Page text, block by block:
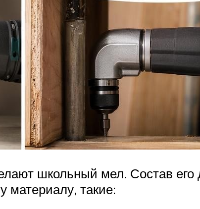
школьный мел. Состав
материалу, такие: